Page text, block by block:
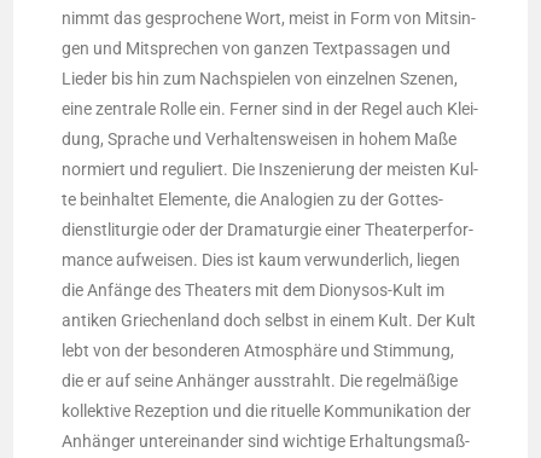
nimmt das gespro­che­ne Wort, meist in Form von Mit­sin­
gen und Mit­spre­chen von gan­zen Text­pas­sa­gen und
Lie­der bis hin zum Nach­spie­len von ein­zel­nen Sze­nen,
eine zen­tra­le Rol­le ein. Fer­ner sind in der Regel auch Klei­
dung, Spra­che und Ver­hal­tens­wei­sen in hohem Maße
nor­miert und regu­liert. Die Insze­nie­rung der meis­ten Kul­
te beinhal­tet Ele­men­te, die Ana­lo­gien zu der Got­tes­
dienst­lit­ur­gie oder der Dra­ma­tur­gie einer Thea­ter­per­for­
mance auf­wei­sen. Dies ist kaum ver­wun­der­lich, lie­gen
die Anfän­ge des Thea­ters mit dem Dio­ny­sos-Kult im
anti­ken Grie­chen­land doch selbst in einem Kult. Der Kult
lebt von der beson­de­ren Atmo­sphä­re und Stim­mung,
die er auf sei­ne Anhän­ger aus­strahlt. Die regel­mä­ßi­ge
kol­lek­ti­ve Rezep­ti­on und die ritu­el­le Kom­mu­ni­ka­ti­on der
Anhän­ger unter­ein­an­der sind wich­ti­ge Erhal­tungs­maß­